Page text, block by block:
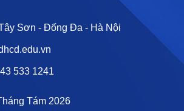
Sơn - Đống Đa - Hà Nội
533 1241
Tám 2026